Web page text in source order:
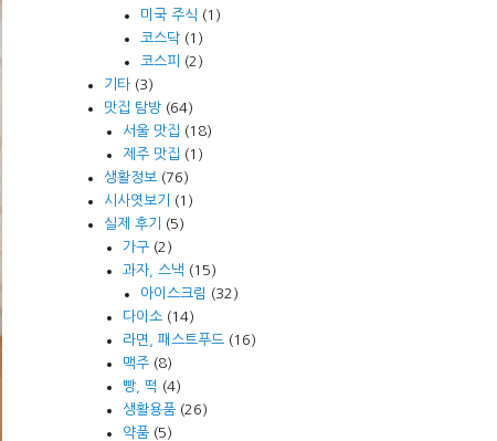
미국 주식 (1)
코스닥(1)
코스피
(2)
기타 (3)
맛집 탐방 (64)
서울 맛집 (18)
제주 맛집 (1)
생활정보 (76)
시사엿보기
(1)
실제 후기
(5)
가구(2)
과자, 스낵 (15)
아이스크림 (32)
다이소(14)
라면, 패스트푸드(16)
맥주(8)
빵, 떡 (4)
생활용품(26)
약품(5)